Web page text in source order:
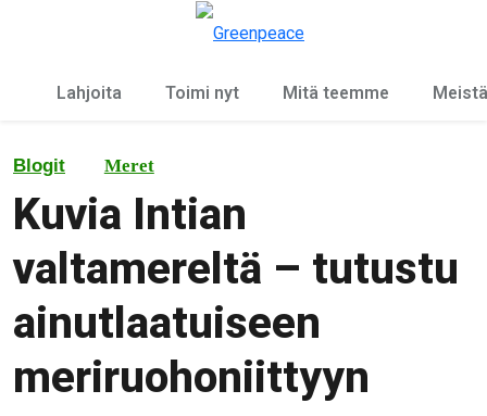
Lahjoita Toimi nyt Mitä teemme Meistä
Blogit Meret
Kuvia Intian
valtamereltä – tutustu
ainutlaatuiseen
meriruohoniittyyn